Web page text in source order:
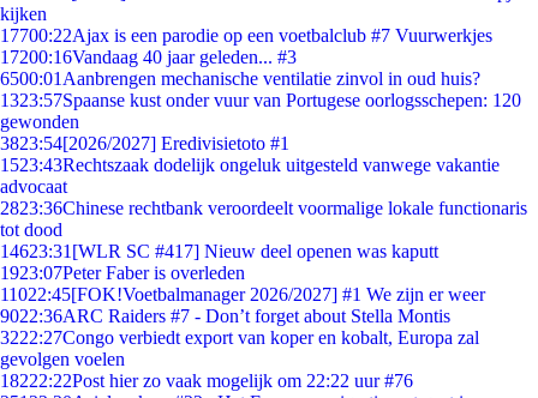
kijken
17700:22Ajax is een parodie op een voetbalclub #7 Vuurwerkjes
17200:16Vandaag 40 jaar geleden... #3
6500:01 Aanbrengen mechanische ventilatie zinvol in oud huis?
1323:57Spaanse kust onder vuur van Portugese oorlogsschepen: 120
gewonden
3823:54[2026/2027] Eredivisietoto #1
1523:43Rechtszaak dodelijk ongeluk uitgesteld vanwege vakantie
advocaat
2823:36Chinese rechtbank veroordeelt voormalige lokale functionaris
tot dood
14623:31 [WLR SC #417] Nieuw deel openen was kaputt
1923:07Peter Faber is overleden
11022:45[FOK!Voetbalmanager 2026/2027] #1 We zijn er weer
9022:36ARC Raiders #7 - Don’t forget about Stella Montis
3222:27Congo verbiedt export van koper en kobalt, Europa zal
gevolgen voelen
18222:22Post hier zo vaak mogelijk om 22:22 uur #76